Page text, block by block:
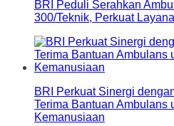
BRI Peduli Serahkan
300/Teknik, Perkuat
BRI Perkuat Sinergi
Terima Bantuan Ambulans
Kemanusiaan